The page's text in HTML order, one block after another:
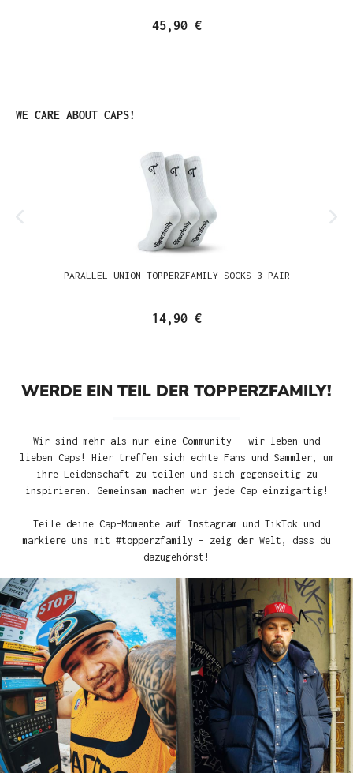
45,90 €
Produktgalerie überspringen
WE CARE ABOUT CAPS!
PARALLEL UNION TOPPERZFAMILY SOCKS 3 PAIR
14,90 €
WERDE EIN TEIL DER TOPPERZFAMILY!
Wir sind mehr als nur eine Community – wir leben und
lieben Caps! Hier treffen sich echte Fans und Sammler, um
ihre Leidenschaft zu teilen und sich gegenseitig zu
inspirieren. Gemeinsam machen wir jede Cap einzigartig!
Teile deine Cap-Momente auf Instagram und TikTok und
markiere uns mit #topperzfamily – zeig der Welt, dass du
dazugehörst!